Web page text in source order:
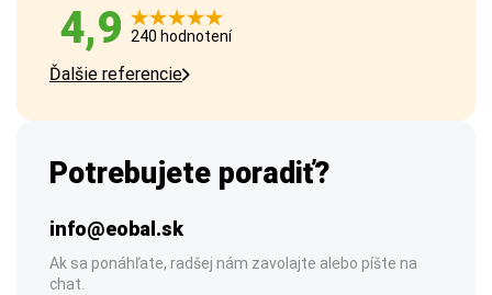
4,9 240 hodnotení
Ďalšie referencie
Potrebujete poradiť?
info@eobal.sk
Ak sa ponáhľate, radšej nám zavolajte alebo píšte na
chat.